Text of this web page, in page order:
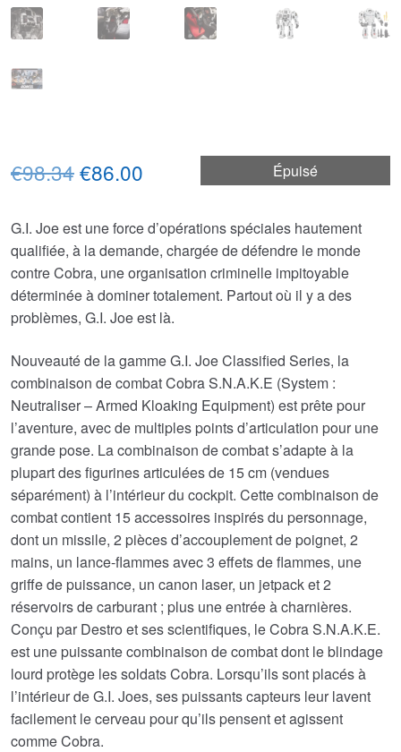
Épuisé
€98.34Le
initial
était :
€98.34.
€86.00
actuel
est :
€86.00.
G.I. Joe est une force d’opérations spéciales hautement
qualifiée, à la demande, chargée de défendre le monde
contre Cobra, une organisation criminelle impitoyable
déterminée à dominer totalement. Partout où il y a des
problèmes, G.I. Joe est là.
Nouveauté de la gamme G.I. Joe Classified Series, la
combinaison de combat Cobra S.N.A.K.E (System :
Neutraliser – Armed Kloaking Equipment) est prête pour
l’aventure, avec de multiples points d’articulation pour une
grande pose. La combinaison de combat s’adapte à la
plupart des figurines articulées de 15 cm (vendues
séparément) à l’intérieur du cockpit. Cette combinaison de
combat contient 15 accessoires inspirés du personnage,
dont un missile, 2 pièces d’accouplement de poignet, 2
mains, un lance-flammes avec 3 effets de flammes, une
griffe de puissance, un canon laser, un jetpack et 2
réservoirs de carburant ; plus une entrée à charnières.
Conçu par Destro et ses scientifiques, le Cobra S.N.A.K.E.
est une puissante combinaison de combat dont le blindage
lourd protège les soldats Cobra. Lorsqu’ils sont placés à
l’intérieur de G.I. Joes, ses puissants capteurs leur lavent
facilement le cerveau pour qu’ils pensent et agissent
comme Cobra.